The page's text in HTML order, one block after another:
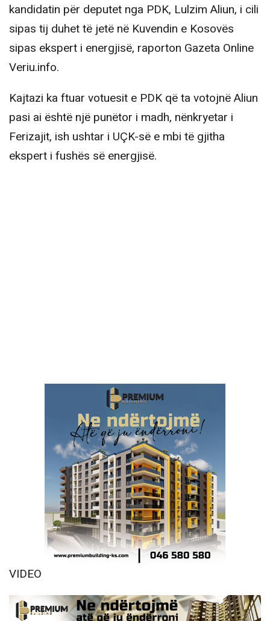
kandidatin për deputet nga PDK, Lulzim Aliun, i cili
sipas tij duhet të jetë në Kuvendin e Kosovës
sipas ekspert i energjisë, raporton Gazeta Online
Veriu.info.
Kajtazi ka ftuar votuesit e PDK që ta votojnë Aliun
pasi ai është një punëtor i madh, nënkryetar i
Ferizajit, ish ushtar i UÇK-së e mbi të gjitha
ekspert i fushës së energjisë.
VIDEO